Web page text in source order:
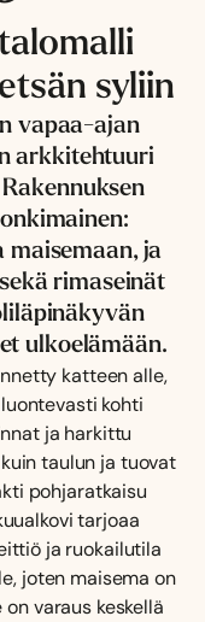
syliin
vapaa-ajan
arkkitehtuuri
ja
rimaseinät
ulkoelämään.
katteen alle,
kohti
ja harkittu
taulun ja tuovat
pohjaratkaisu
tarjoaa
ja ruokailutila
joten maisema on
varaus keskellä